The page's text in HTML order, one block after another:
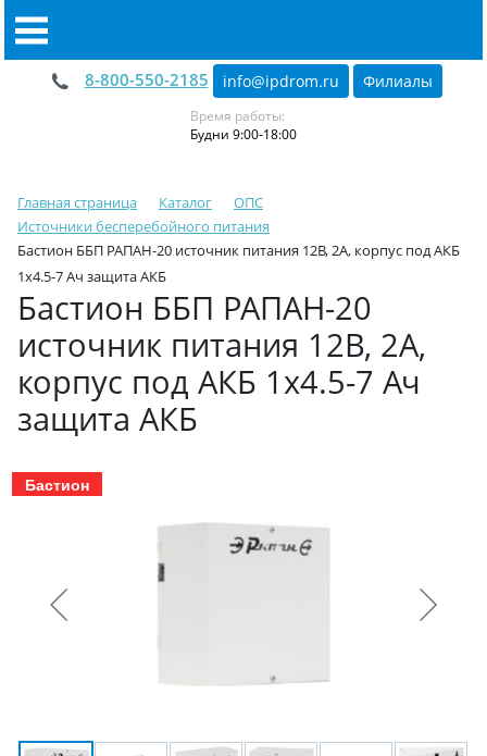
8-800-550-2185 info@ipdrom.ru Филиалы
Время работы:
Будни 9:00-18:00
Главная страница Каталог
ОПС
Источники бесперебойного питания
Бастион ББП РАПАН-20 источник питания 12В, 2А, корпус под АКБ
1х4.5-7 Ач защита АКБ
Бастион ББП РАПАН-20
источник питания 12В, 2А,
корпус под АКБ 1х4.5-7 Ач
защита АКБ
Бастион